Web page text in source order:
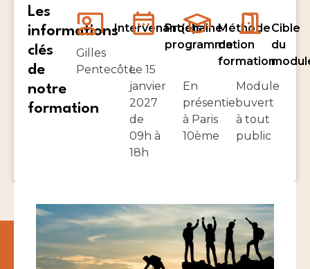
Les
informations
clés
de
notre
formation
Intervenant(e)s
Gilles
Pentecôte
Prochaine
programmation
Le 15
janvier
2027
de
09h à
18h
Méthode
de
formation
En
présentiel
à Paris
10ème
Cible
du
Module
ouvert
à tout
public